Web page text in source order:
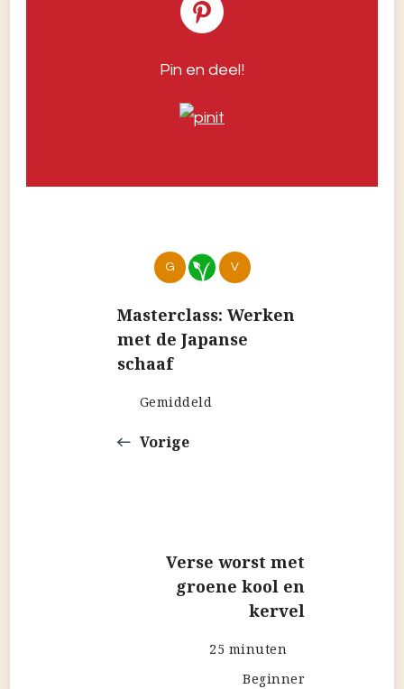
Pin en deel!
G V
Masterclass: Werken
met de Japanse
schaaf
Gemiddeld
Vorige
Verse worst met
groene kool en
kervel
25 minuten
Beginner